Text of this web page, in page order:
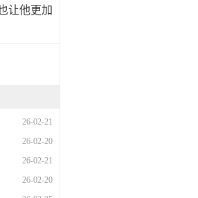
让他更加
26-02-21
26-02-20
26-02-21
26-02-20